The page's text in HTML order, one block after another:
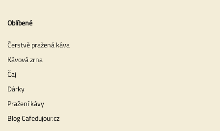
Oblíbené
Čerstvě pražená káva
Kávová zrna
Čaj
Dárky
Pražení kávy
Blog Cafedujour.cz